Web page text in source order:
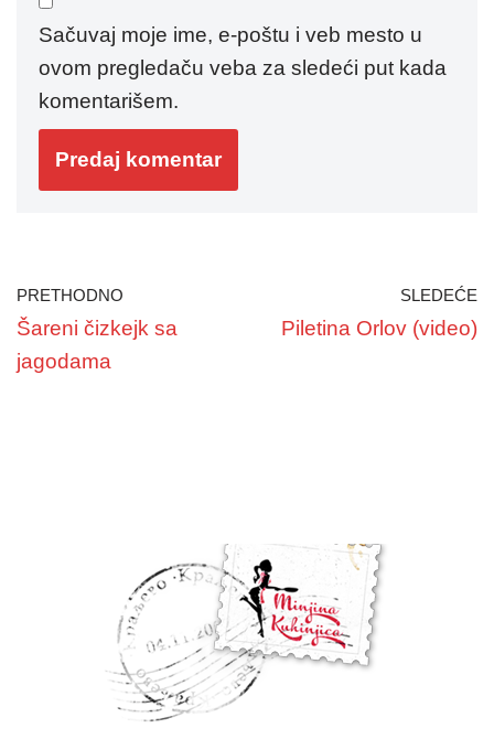
Sačuvaj moje ime, e-poštu i veb mesto u
ovom pregledaču veba za sledeći put kada
komentarišem.
PRETHODNO
Šareni čizkejk sa
jagodama
SLEDEĆE
Piletina Orlov (video)